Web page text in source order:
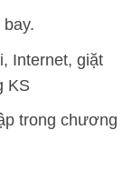
Internet, giặt
KS
trong chương